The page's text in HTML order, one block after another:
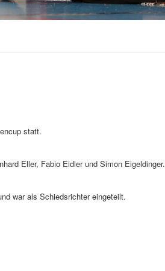
statt.
Eller, Fabio Eidler und Simon Eigeldinger.
war als Schiedsrichter eingeteilt.